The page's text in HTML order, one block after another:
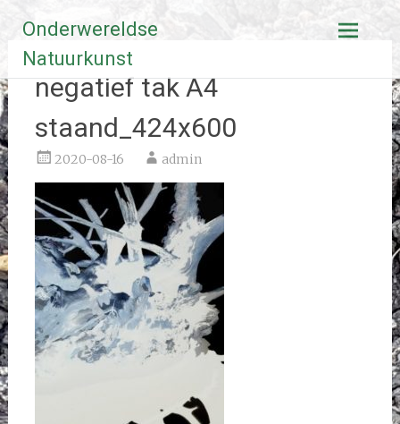
naar
inhoud
Onderwereldse
Natuurkunst
negatief tak A4
staand_424x600
2020-08-16 admin